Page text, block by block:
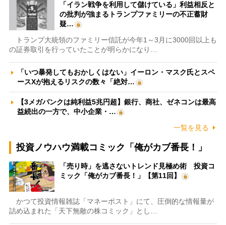
「イラン戦争を利用して儲けている」利益相反と
の批判が強まるトランプファミリーの不正蓄財
疑…
トランプ大統領のファミリー信託が今年1～3月に3000回以上も
の証券取引を行っていたことが明らかになり…
「いつ暴発してもおかしくはない」イーロン・マスク氏とスペ
ースXが抱えるリスクの数々「絶対…
【3メガバンクは純利益5兆円超】銀行、商社、ゼネコンは最高
益続出の一方で、中小企業・…
一覧を見る
投資ノウハウ満載コミック「俺がカブ番長！」
「売り時」を逃さないトレンド見極め術 投資コ
ミック「俺がカブ番長！」【第11回】
かつて投資情報雑誌「マネーポスト」にて、圧倒的な情報量が
詰め込まれた「天下無敵の株コミック」とし…